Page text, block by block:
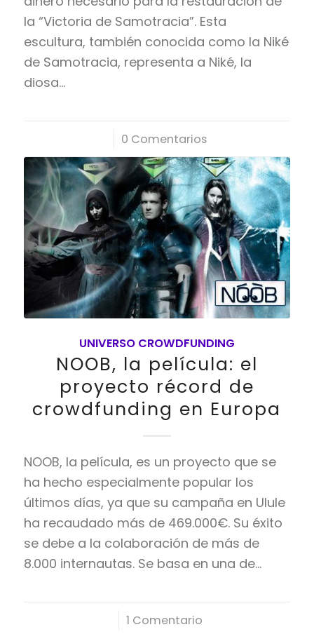
la “Victoria de Samotracia”. Esta
escultura, también conocida como la Niké
de Samotracia, representa a Niké, la
diosa…
0 Comentarios
UNIVERSO CROWDFUNDING
NOOB, la película: el
proyecto récord de
crowdfunding en Europa
NOOB, la película, es un proyecto que se
ha hecho especialmente popular los
últimos días, ya que su campaña en Ulule
ha recaudado más de 469.000€. Su éxito
se debe a la colaboración de más de
8.000 internautas. Se basa en una de…
1 Comentario